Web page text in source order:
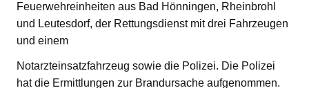
Feuerwehreinheiten aus Bad Hönningen, Rheinbrohl
und Leutesdorf, der Rettungsdienst mit drei Fahrzeugen
und einem
Notarzteinsatzfahrzeug sowie die Polizei. Die Polizei
hat die Ermittlungen zur Brandursache aufgenommen.